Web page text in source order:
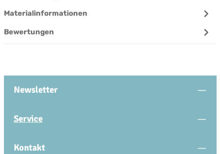
Materialinformationen
Bewertungen
Newsletter
Service
Kontakt